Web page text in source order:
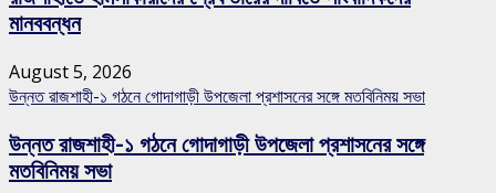
মানববন্ধন
August 5, 2026
উন্নত রাজশাহী-১ গঠনে গোদাগাড়ী উপজেলা প্রশাসনের সঙ্গে মতবিনিময় সভা
উন্নত রাজশাহী-১ গঠনে গোদাগাড়ী উপজেলা প্রশাসনের সঙ্গে
মতবিনিময় সভা